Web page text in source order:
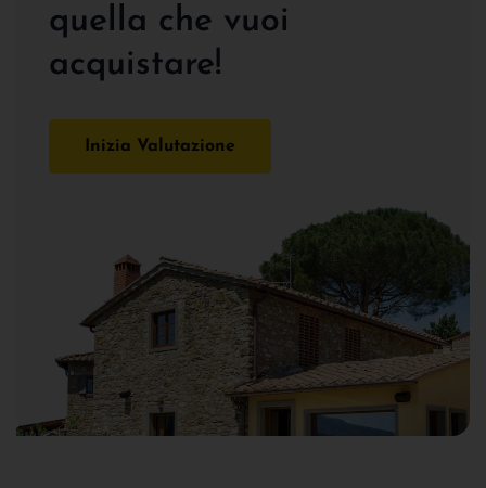
quella che vuoi
acquistare!
Inizia Valutazione